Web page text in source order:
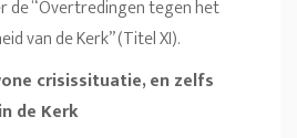
de “Overtredingen tegen het
van de Kerk” (Titel XI).
crisissituatie, en zelfs
de Kerk